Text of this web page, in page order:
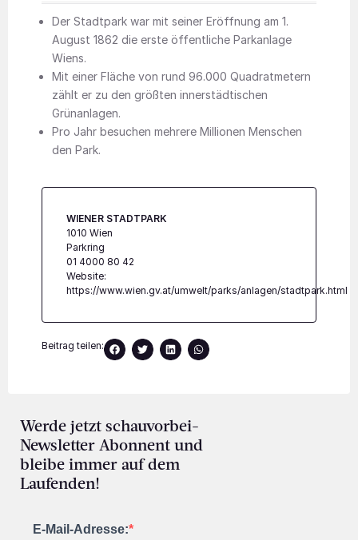
Der Stadtpark war mit seiner Eröffnung am 1.
August 1862 die erste öffentliche Parkanlage
Wiens.
Mit einer Fläche von rund 96.000 Quadratmetern
zählt er zu den größten innerstädtischen
Grünanlagen.
Pro Jahr besuchen mehrere Millionen Menschen
den Park.
WIENER STADTPARK
1010 Wien
Parkring
01 4000 80 42
Website:
https://www.wien.gv.at/umwelt/parks/anlagen/stadtpark.html
Beitrag teilen:
Werde jetzt schauvorbei-
Newsletter Abonnent und
bleibe immer auf dem
Laufenden!
E-Mail-Adresse: